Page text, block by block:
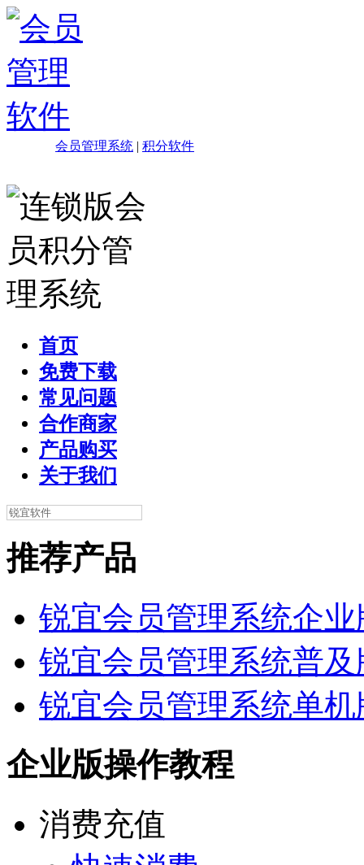
会员管理系统 | 积分软件
首页
免费下载
常见问题
合作商家
产品购买
关于我们
推荐产品
锐宜会员管理系统企
锐宜会员管理系统普及
锐宜会员管理系统单机
企业版操作教程
消费充值